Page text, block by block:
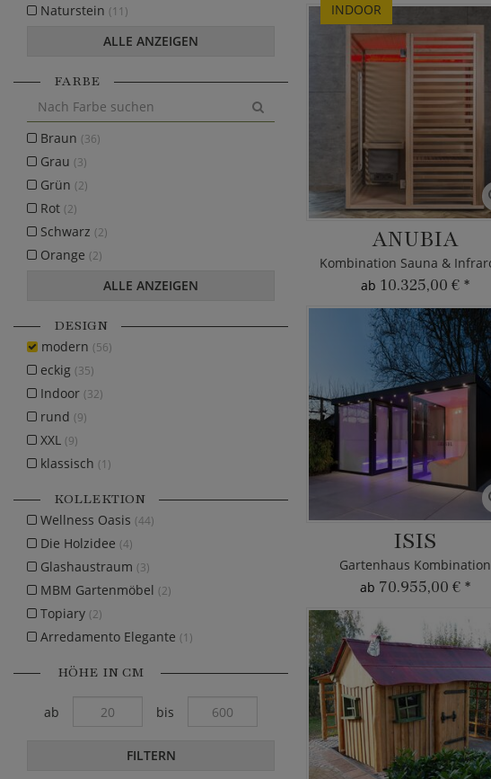
INDOOR
ANUBIA
ab 10.325,00 € *
ISIS
Gartenhaus Kombination
ab 70.955,00 € *
Naturstein (11)
ALLE ANZEIGEN
FARBE
Braun (36)
Grau (3)
Grün (2)
Rot (2)
Schwarz (2)
Orange (2)
ALLE ANZEIGEN
DESIGN
modern (56)
eckig (35)
Indoor (32)
rund (9)
XXL (9)
klassisch (1)
KOLLEKTION
Wellness Oasis (44)
Die Holzidee (4)
Glashaustraum (3)
MBM Gartenmöbel (2)
Topiary (2)
Arredamento Elegante (1)
HÖHE IN CM
ab bis
FILTERN